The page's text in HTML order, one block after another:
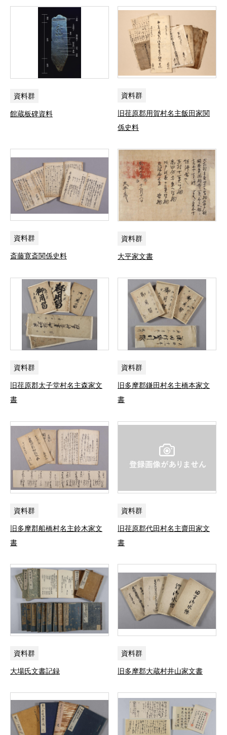
資料群
館蔵板碑資料
資料群
旧荏原郡用賀村名主飯田家関
係史料
資料群
斎藤寛斎関係史料
資料群
大平家文書
資料群
旧荏原郡太子堂村名主森家文
書
資料群
旧多摩郡鎌田村名主橋本家文
書
資料群
旧多摩郡船橋村名主鈴木家文
書
資料群
旧荏原郡代田村名主齋田家文
書
資料群
大場氏文書記録
資料群
旧多摩郡大蔵村井山家文書